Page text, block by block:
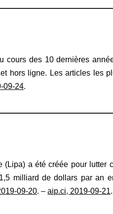
cours des 10 dernières
hors ligne. Les articles les
09-24.
(Lipa) a été créée pour lutter
milliard de dollars par an
09-20. –aip.ci, 2019-09-21.